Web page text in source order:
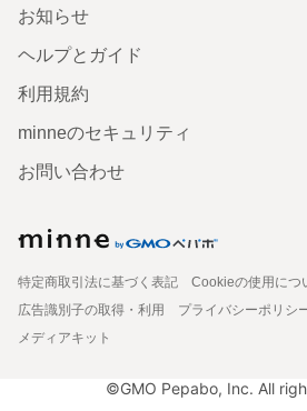
お知らせ
ヘルプとガイド
利用規約
minneのセキュリティ
お問い合わせ
特定商取引法に基づく表記
Cookieの使用につ
広告識別子の取得・利用
プライバシーポリシ
メディアキット
©GMO Pepabo, Inc. All